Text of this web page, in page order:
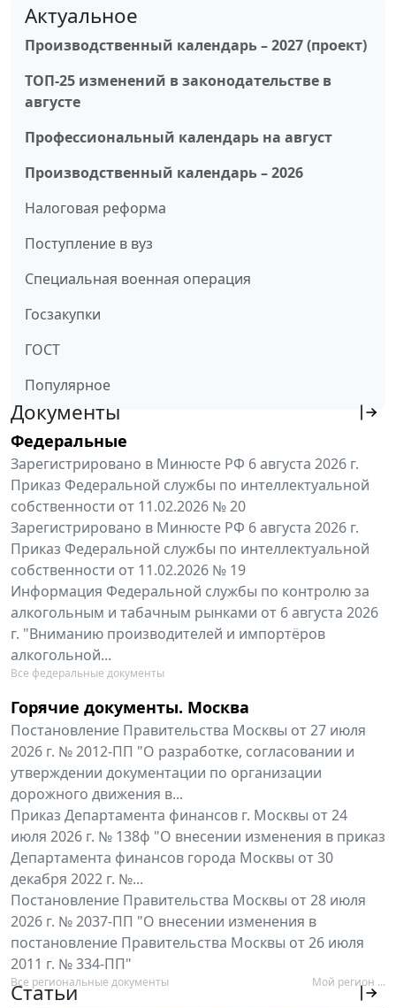
Актуальное
Производственный календарь – 2027 (проект)
ТОП-25 изменений в законодательстве в
августе
Профессиональный календарь на август
Производственный календарь – 2026
Налоговая реформа
Поступление в вуз
Специальная военная операция
Госзакупки
ГОСТ
Популярное
Документы
Федеральные
Зарегистрировано в Минюсте РФ 6 августа 2026 г.
Приказ Федеральной службы по интеллектуальной
собственности от 11.02.2026 № 20
Зарегистрировано в Минюсте РФ 6 августа 2026 г.
Приказ Федеральной службы по интеллектуальной
собственности от 11.02.2026 № 19
Информация Федеральной службы по контролю за
алкогольным и табачным рынками от 6 августа 2026
г. "Вниманию производителей и импортёров
алкогольной...
Все федеральные документы
Горячие документы. Москва
Постановление Правительства Москвы от 27 июля
2026 г. № 2012-ПП "О разработке, согласовании и
утверждении документации по организации
дорожного движения в...
Приказ Департамента финансов г. Москвы от 24
июля 2026 г. № 138ф "О внесении изменения в приказ
Департамента финансов города Москвы от 30
декабря 2022 г. №...
Постановление Правительства Москвы от 28 июля
2026 г. № 2037-ПП "О внесении изменения в
постановление Правительства Москвы от 26 июля
2011 г. № 334-ПП"
Все региональные документы Мой регион ...
Статьи